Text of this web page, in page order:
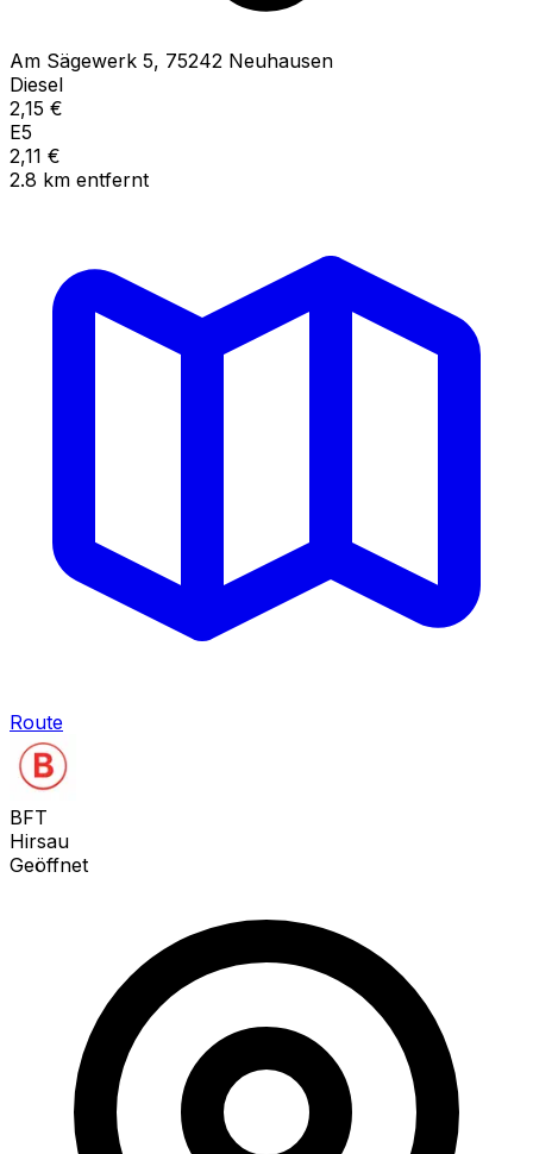
Am Sägewerk 5, 75242 Neuhausen
Diesel
2,15 €
E5
2,11 €
2.8 km entfernt
Route
BFT
Hirsau
Geöffnet